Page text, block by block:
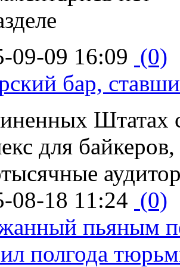
09-09 16:09 (0)
бар,
Штатах
для
08-18 11:24 (0)
пьяным
полгода